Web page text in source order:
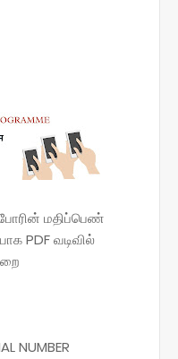
மதிப்பெண்
PDF வடிவில்
NUMBER